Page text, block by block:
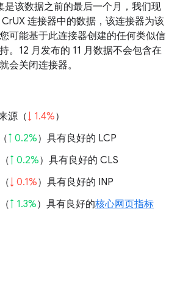
是该数据之前的最后一个月，我们现
连接器中的数据，该连接器为该
可能基于此连接器创建的任何类似信
。12 月发布的 11 月数据不会包含在
会关闭连接器。
源（↓ 1.4%）
↑ 0.2%）具有良好的 LCP
↑ 0.2%）具有良好的 CLS
↓ 0.1%）具有良好的 INP
↑ 1.3%）具有良好的核心网页指标